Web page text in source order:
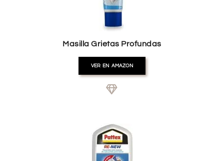
Masilla Grietas Profundas
VER EN AMAZON